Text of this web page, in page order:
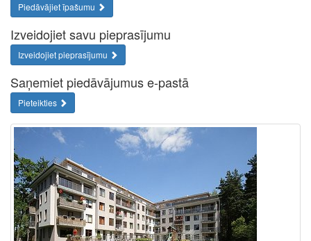
Piedāvājiet īpašumu
Izveidojiet savu pieprasījumu
Izveidojiet pieprasījumu
Saņemiet piedāvājumus e-pastā
Pieteikties